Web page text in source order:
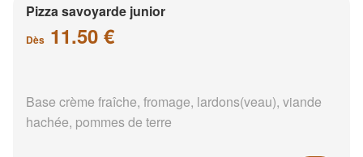
Pizza savoyarde junior
Dès 11.50 €
Base crème fraîche, fromage, lardons(veau), viande
hachée, pommes de terre